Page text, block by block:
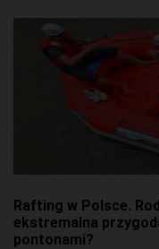
Rafting w Polsce.
ekstremalna
pontonami?